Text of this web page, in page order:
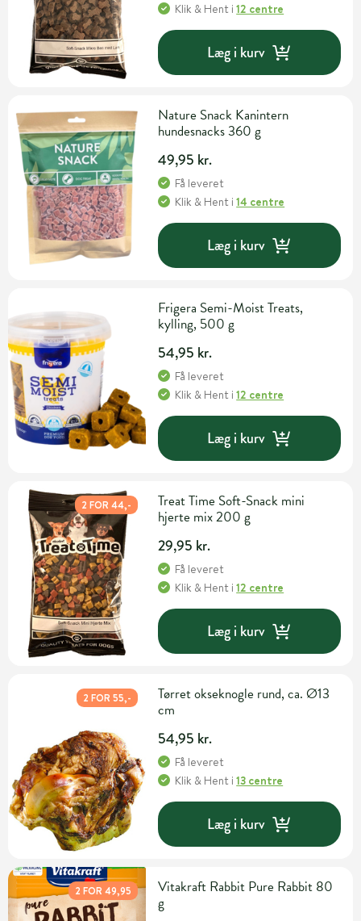
Klik & Hent i12 centre
Læg i kurv
Nature Snack Kanintern
hundesnacks 360 g
49,95 kr.
Få leveret
Klik & Hent i14 centre
Læg i kurv
Frigera Semi-Moist Treats,
kylling, 500 g
54,95 kr.
Få leveret
Klik & Hent i12 centre
Læg i kurv
2 FOR 44,-
Treat Time Soft-Snack mini
hjerte mix 200 g
29,95 kr.
Få leveret
Klik & Hent i12 centre
Læg i kurv
2 FOR 55,-
Tørret okseknogle rund, ca. Ø13
cm
54,95 kr.
Få leveret
Klik & Hent i13 centre
Læg i kurv
2 FOR 49,95
Vitakraft Rabbit Pure Rabbit 80
g